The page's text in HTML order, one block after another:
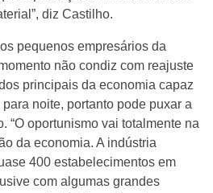
diz Castilho.
pequenos empresários da
não condiz com reajuste
principais da economia capaz
noite, portanto pode puxar a
“O oportunismo vai totalmente na
da economia. A indústria
400 estabelecimentos em
com algumas grandes